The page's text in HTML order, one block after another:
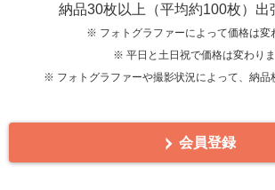
納品30枚以上（平均約100枚）出
※ フォトグラファーによって価格は変
※ 平日と土日祝で価格は変わり
※ フォトグラファーや撮影状況によって、納品
会員登録